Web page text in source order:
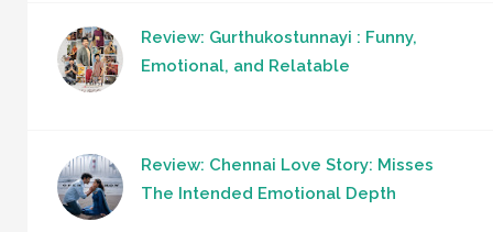
Review: Gurthukostunnayi : Funny,
Emotional, and Relatable
Review: Chennai Love Story: Misses
The Intended Emotional Depth